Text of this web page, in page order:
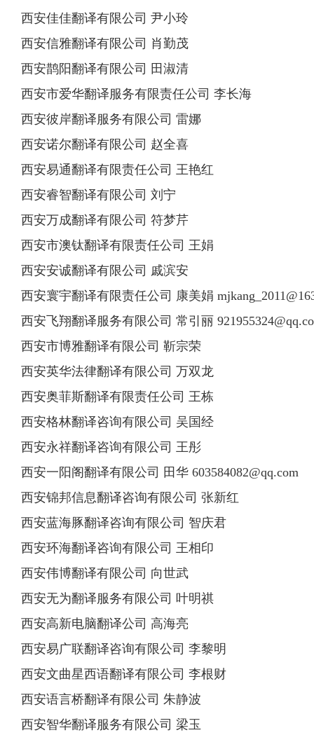
西安佳佳翻译有限公司 尹小玲
西安信雅翻译有限公司 肖勤茂
西安鹊阳翻译有限公司 田淑清
西安市爱华翻译服务有限责任公司 李长海
西安彼岸翻译服务有限公司 雷娜
西安诺尔翻译有限公司 赵全喜
西安易通翻译有限责任公司 王艳红
西安睿智翻译有限公司 刘宁
西安万成翻译有限公司 符梦芹
西安市澳钛翻译有限责任公司 王娟
西安安诚翻译有限公司 戚滨安
西安寰宇翻译有限责任公司 康美娟
西安飞翔翻译服务有限公司 常引丽
西安市博雅翻译有限公司 靳宗荣
西安英华法律翻译有限公司 万双龙
西安奥菲斯翻译有限责任公司 王栋
西安格林翻译咨询有限公司 吴国经
西安永祥翻译咨询有限公司 王彤
西安一阳阁翻译有限公司 田华 603584082@qq.com
西安锦邦信息翻译咨询有限公司 张新红
西安蓝海豚翻译咨询有限公司 智庆君
西安环海翻译咨询有限公司 王相印
西安伟博翻译有限公司 向世武
西安无为翻译服务有限公司 叶明祺
西安高新电脑翻译公司 高海亮
西安易广联翻译咨询有限公司 李黎明
西安文曲星西语翻译有限公司 李根财
西安语言桥翻译有限公司 朱静波
西安智华翻译服务有限公司 梁玉